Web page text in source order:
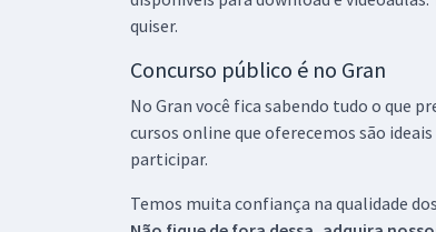
quiser.
Concurso público é no Gran
No Gran você fica sabendo tudo o que
cursos online que oferecemos são
participar.
Temos muita confiança na qualidade